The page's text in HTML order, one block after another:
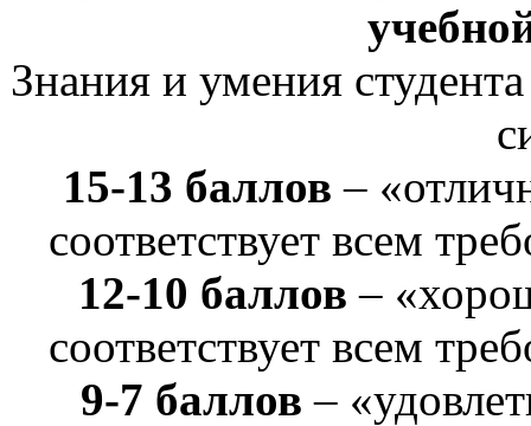
Знания и умения
15-13 баллов –
соответствует всем
12-10 баллов –
соответствует всем
9-7 баллов –